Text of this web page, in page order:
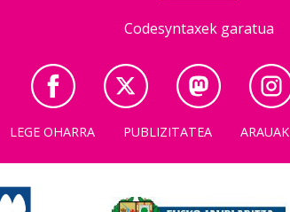
Codesyntaxek garatua
LEGE OHARRA PUBLIZITATEA ARAUAK